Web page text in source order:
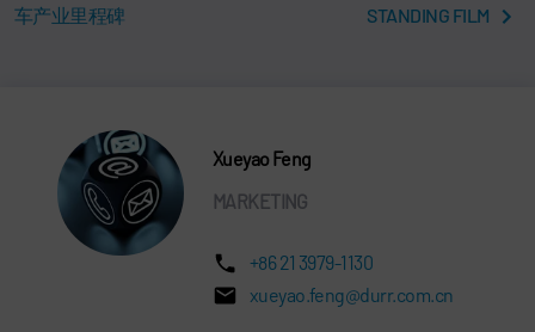
车产业里程碑
STANDING FILM
Xueyao Feng
MARKETING
+86 21 3979-1130
xueyao.feng@durr.com.cn